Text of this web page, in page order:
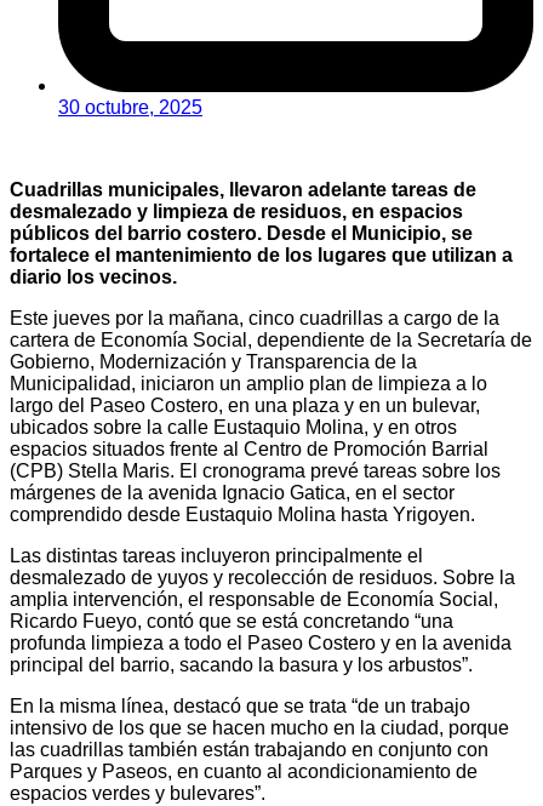
30 octubre, 2025
Cuadrillas municipales, llevaron adelante tareas de
desmalezado y limpieza de residuos, en espacios
públicos del barrio costero. Desde el Municipio, se
fortalece el mantenimiento de los lugares que utilizan a
diario los vecinos.
Este jueves por la mañana, cinco cuadrillas a cargo de la
cartera de Economía Social, dependiente de la Secretaría de
Gobierno, Modernización y Transparencia de la
Municipalidad, iniciaron un amplio plan de limpieza a lo
largo del Paseo Costero, en una plaza y en un bulevar,
ubicados sobre la calle Eustaquio Molina, y en otros
espacios situados frente al Centro de Promoción Barrial
(CPB) Stella Maris. El cronograma prevé tareas sobre los
márgenes de la avenida Ignacio Gatica, en el sector
comprendido desde Eustaquio Molina hasta Yrigoyen.
Las distintas tareas incluyeron principalmente el
desmalezado de yuyos y recolección de residuos. Sobre la
amplia intervención, el responsable de Economía Social,
Ricardo Fueyo, contó que se está concretando “una
profunda limpieza a todo el Paseo Costero y en la avenida
principal del barrio, sacando la basura y los arbustos”.
En la misma línea, destacó que se trata “de un trabajo
intensivo de los que se hacen mucho en la ciudad, porque
las cuadrillas también están trabajando en conjunto con
Parques y Paseos, en cuanto al acondicionamiento de
espacios verdes y bulevares”.